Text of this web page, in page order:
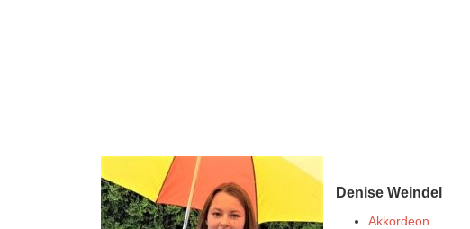
Denise Weindel
Akkordeon